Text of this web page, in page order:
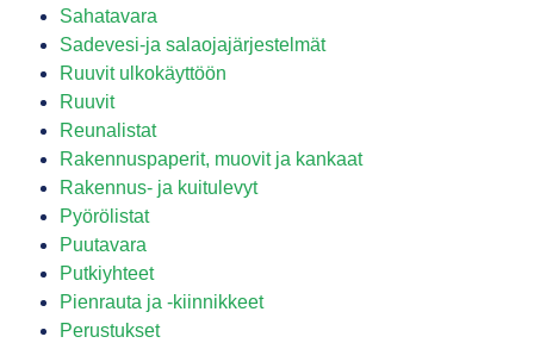
Sahatavara
Sadevesi-ja salaojajärjestelmät
Ruuvit ulkokäyttöön
Ruuvit
Reunalistat
Rakennuspaperit, muovit ja kankaat
Rakennus- ja kuitulevyt
Pyörölistat
Puutavara
Putkiyhteet
Pienrauta ja -kiinnikkeet
Perustukset